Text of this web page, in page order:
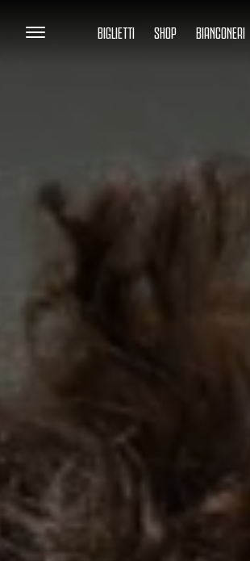
BIGLIETTI SHOP BIANCONERI